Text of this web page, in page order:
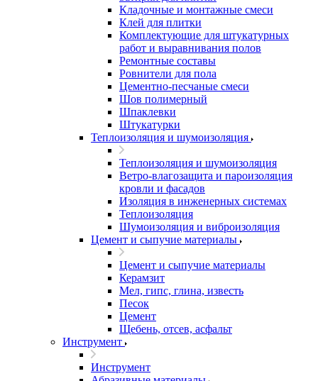
Кладочные и монтажные смеси
Клей для плитки
Комплектующие для штукатурных
работ и выравнивания полов
Ремонтные составы
Ровнители для пола
Цементно-песчаные смеси
Шов полимерный
Шпаклевки
Штукатурки
Теплоизоляция и шумоизоляция
Теплоизоляция и шумоизоляция
Ветро-влагозащита и пароизоляция
кровли и фасадов
Изоляция в инженерных системах
Теплоизоляция
Шумоизоляция и виброизоляция
Цемент и сыпучие материалы
Цемент и сыпучие материалы
Керамзит
Мел, гипс, глина, известь
Песок
Цемент
Щебень, отсев, асфальт
Инструмент
Инструмент